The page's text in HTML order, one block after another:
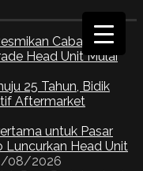
Cabang
Head Unit Mulai
25 Tahun, Bidik
Aftermarket
untuk Pasar
Head Unit
08/2026